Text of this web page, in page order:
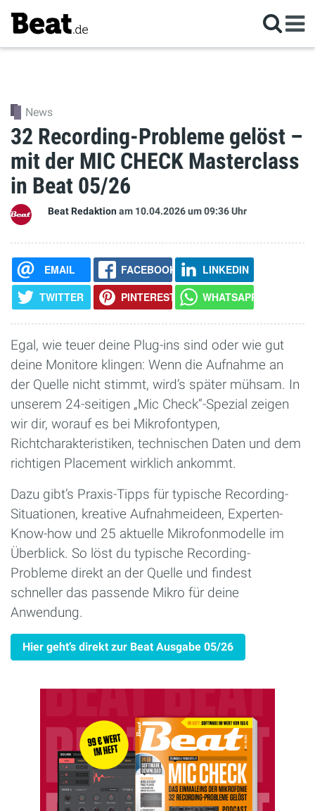
News
32 Recording-Probleme gelöst –
mit der MIC CHECK Masterclass
in Beat 05/26
Beat Redaktionam 10.04.2026um 09:36 Uhr
EMAIL FACEBOOK
LINKEDIN
TWITTER
PINTEREST WHATSAPP
Egal, wie teuer deine Plug-ins sind oder wie gut
deine Monitore klingen: Wenn die Aufnahme an
der Quelle nicht stimmt, wird’s später mühsam. In
unserem 24-seitigen „Mic Check“-Spezial zeigen
wir dir, worauf es bei Mikrofontypen,
Richtcharakteristiken, technischen Daten und dem
richtigen Placement wirklich ankommt.
Dazu gibt’s Praxis-Tipps für typische Recording-
Situationen, kreative Aufnahmeideen, Experten-
Know-how und 25 aktuelle Mikrofonmodelle im
Überblick. So löst du typische Recording-
Probleme direkt an der Quelle und findest
schneller das passende Mikro für deine
Anwendung.
Hier geht’s direkt zur Beat Ausgabe 05/26